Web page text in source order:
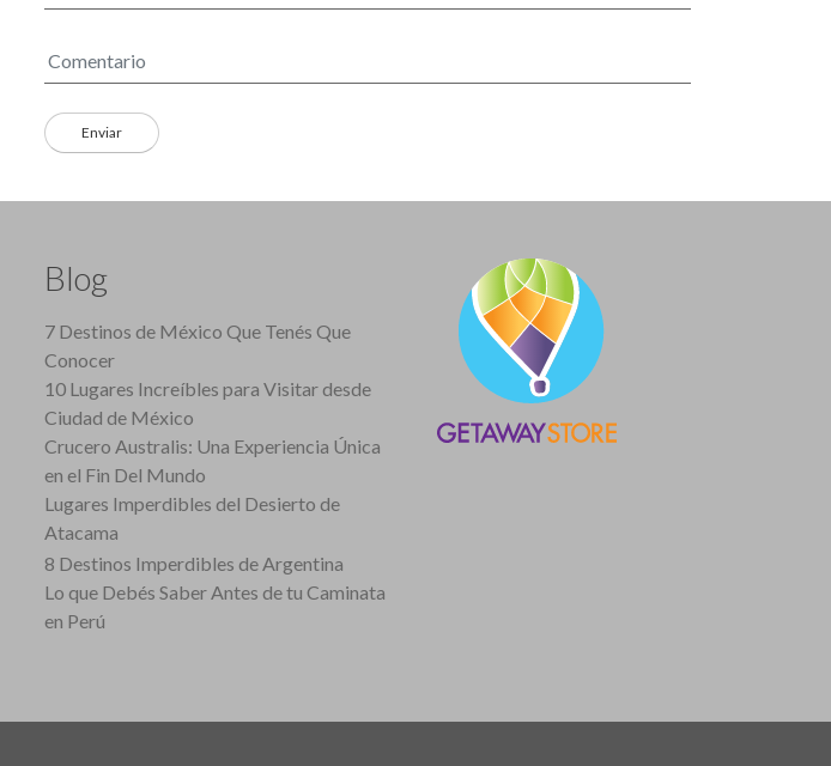
Blog
7 Destinos de México Que Tenés Que
Conocer
10 Lugares Increíbles para Visitar desde
Ciudad de México
Crucero Australis: Una Experiencia Única
en el Fin Del Mundo
Lugares Imperdibles del Desierto de
Atacama
8 Destinos Imperdibles de Argentina
Lo que Debés Saber Antes de tu Caminata
en Perú